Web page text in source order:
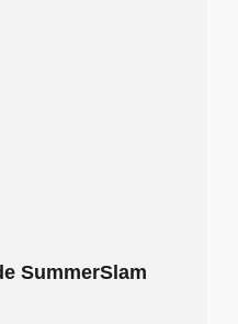
SummerSlam